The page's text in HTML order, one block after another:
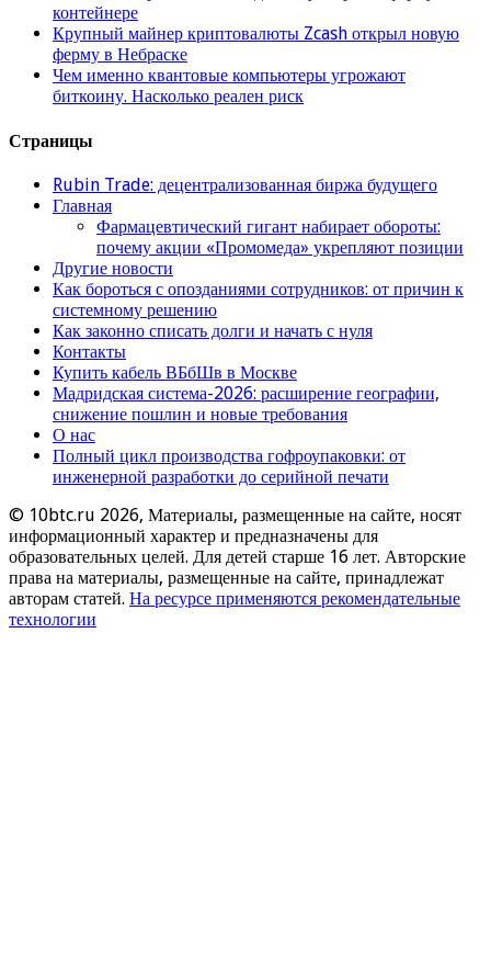
контейнере
Крупный майнер криптовалюты Zcash открыл новую
ферму в Небраске
Чем именно квантовые компьютеры угрожают
биткоину. Насколько реален риск
Страницы
Rubin Trade: децентрализованная биржа будущего
Главная
Фармацевтический гигант набирает обороты:
почему акции «Промомеда» укрепляют позиции
Другие новости
Как бороться с опозданиями сотрудников: от причин к
системному решению
Как законно списать долги и начать с нуля
Контакты
Купить кабель ВБбШв в Москве
Мадридская система-2026: расширение географии,
снижение пошлин и новые требования
О нас
Полный цикл производства гофроупаковки: от
инженерной разработки до серийной печати
© 10btc.ru 2026, Материалы, размещенные на сайте, носят
информационный характер и предназначены для
образовательных целей. Для детей старше 16 лет. Авторские
права на материалы, размещенные на сайте, принадлежат
авторам статей. На ресурсе применяются рекомендательные
технологии